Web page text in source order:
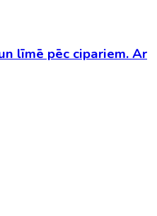
līmē pēc cipariem. Ar